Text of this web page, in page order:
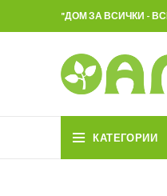
"ДОМ ЗА ВСИЧКИ -
КАТЕГОРИИ